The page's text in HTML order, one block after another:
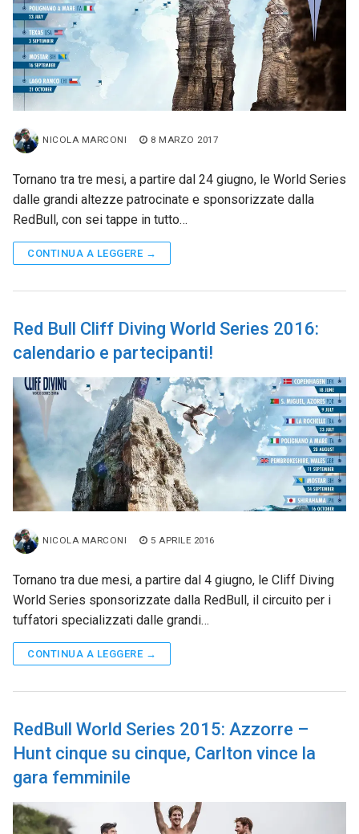
NICOLA MARCONI 8 MARZO 2017
Tornano tra tre mesi, a partire dal 24 giugno, le World Series
dalle grandi altezze patrocinate e sponsorizzate dalla
RedBull, con sei tappe in tutto…
CONTINUA A LEGGERE →
Red Bull Cliff Diving World Series 2016:
calendario e partecipanti!
NICOLA MARCONI 5 APRILE 2016
Tornano tra due mesi, a partire dal 4 giugno, le Cliff Diving
World Series sponsorizzate dalla RedBull, il circuito per i
tuffatori specializzati dalle grandi…
CONTINUA A LEGGERE →
RedBull World Series 2015: Azzorre –
Hunt cinque su cinque, Carlton vince la
gara femminile